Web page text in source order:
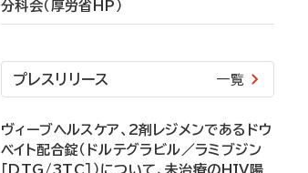
分科会（厚労省HP）
プレスリリース 一覧
ヴィーブヘルスケア、2剤レジメンであるドウ
ベイト配合錠（ドルテグラビル／ラミブジン
［DTG/3TC］）について、未治療のHIV陽